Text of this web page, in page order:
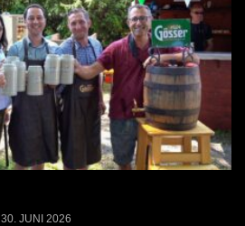
30. JUNI 2026